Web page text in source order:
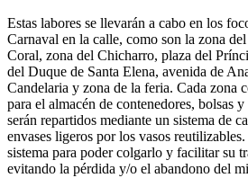
Estas labores se llevarán a cabo en los
Carnaval en la calle, como son la zona
Coral, zona del Chicharro, plaza del
del Duque de Santa Elena, avenida de
Candelaria y zona de la feria. Cada zona
para el almacén de contenedores, bolsas
serán repartidos mediante un sistema de
envases ligeros por los vasos
sistema para poder colgarlo y facilitar su
evitando la pérdida y/o el abandono del